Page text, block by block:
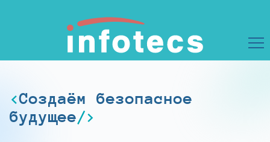
Создаём безопасное
будущее